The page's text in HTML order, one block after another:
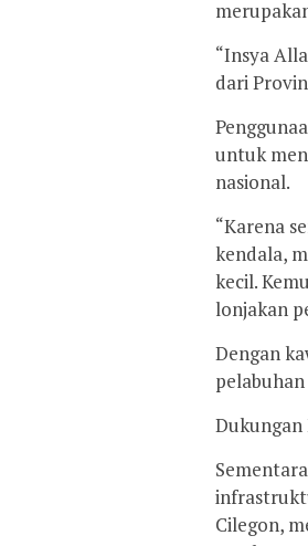
​“Insya
dari
untuk
nasional.
​“Karena
kendala,
kecil.
lonjakan
​Dengan
​Dukungan
Cilegon,